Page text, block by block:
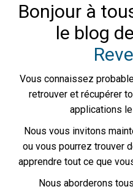
Bonjour à
le blog de
Vous connaissez
retrouver et récupérer
applications
Nous vous invitons
ou vous pourrez trouver
apprendre tout ce que
Nous aborderons